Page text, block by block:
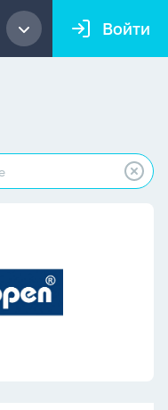
Войти